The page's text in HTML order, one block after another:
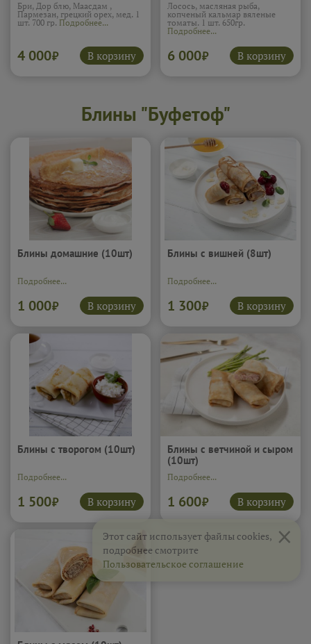
Бри, Дор блю, Маасдам ,
Пармезан, грецкий орех, мед. 1
шт. 700 гр. Подробнее...
4 000₽ В корзину
Лосось, масляная рыба,
копченый кальмар вяленые
томаты. 1 шт. 650гр.
Подробнее...
6 000₽ В корзину
Блины "Буфетоф"
Блины домашние (10шт)
Подробнее...
1 000₽ В корзину
Блины с вишней (8шт)
Подробнее...
1 300₽ В корзину
Блины с творогом (10шт)
Подробнее...
1 500₽ В корзину
Блины с ветчиной и сыром
(10шт)
Подробнее...
1 600₽ В корзину
×
Этот сайт использует файлы cookies,
подробнее смотрите
Пользовательское соглашение